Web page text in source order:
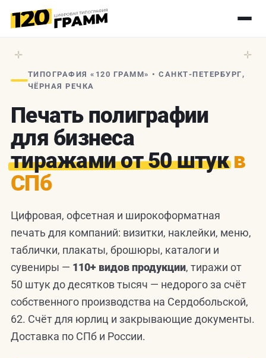
✛ ✛
ТИПОГРАФИЯ «120 ГРАММ» • САНКТ-ПЕТЕРБУРГ,
ЧЁРНАЯ РЕЧКА
Печать полиграфии
для бизнеса
тиражами от 50 штук в
СПб
Цифровая, офсетная и широкоформатная
печать для компаний: визитки, наклейки, меню,
таблички, плакаты, брошюры, каталоги и
сувениры — 110+ видов продукции, тиражи от
50 штук до десятков тысяч — недорого за счёт
собственного производства на Сердобольской,
62. Счёт для юрлиц и закрывающие документы.
Доставка по СПб и России.